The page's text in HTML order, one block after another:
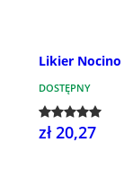
Likier
DOSTĘPNY
zł 20,27